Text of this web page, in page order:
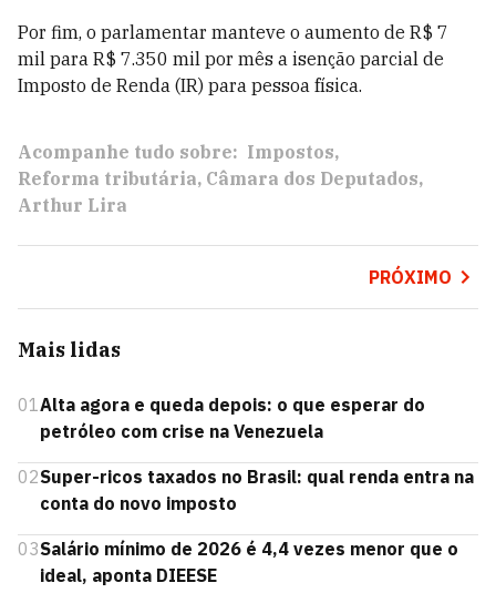
Por fim, o parlamentar manteve o aumento de R$ 7
mil para R$ 7.350 mil por mês a isenção parcial de
Imposto de Renda (IR) para pessoa física.
Acompanhe tudo sobre: Impostos
Reforma tributária Câmara dos Deputados
Arthur Lira
PRÓXIMO
Mais lidas
01Alta agora e queda depois: o que esperar do
petróleo com crise na Venezuela
02Super-ricos taxados no Brasil: qual renda entra na
conta do novo imposto
03Salário mínimo de 2026 é 4,4 vezes menor que o
ideal, aponta DIEESE